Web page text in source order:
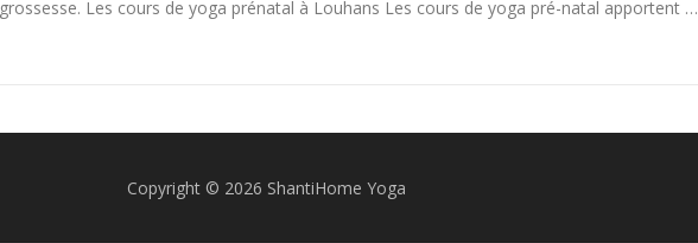
grossesse. Les cours de yoga prénatal à Louhans Les cours de yoga pré-natal apportent …
Copyright © 2026 ShantiHome Yoga